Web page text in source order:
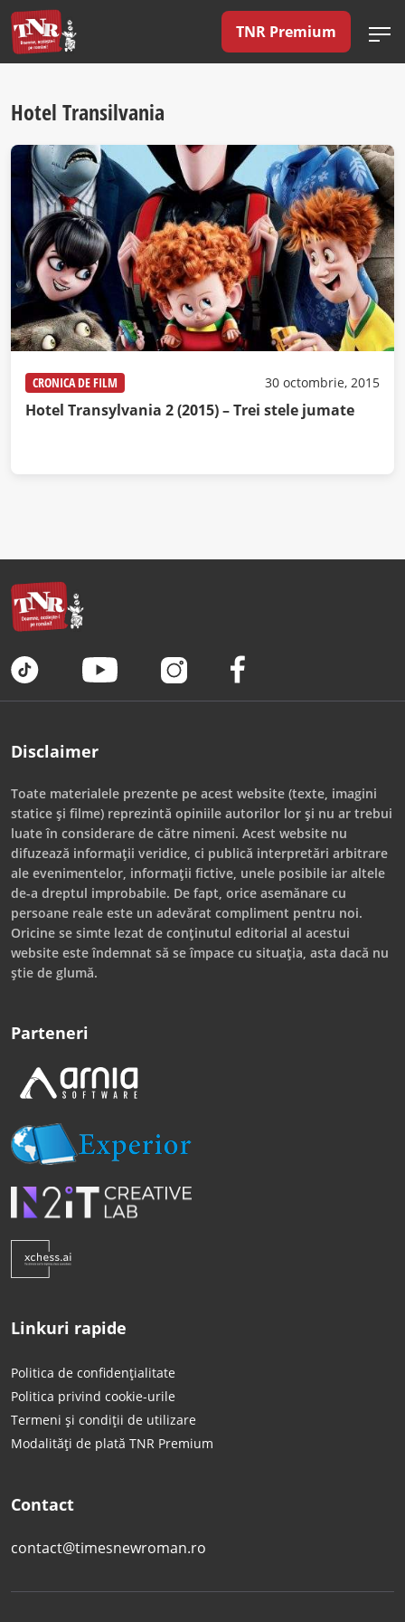
TNR Premium
Hotel Transilvania
CRONICA DE FILM 30 octombrie, 2015
Hotel Transylvania 2 (2015) – Trei stele jumate
Disclaimer
Toate materialele prezente pe acest website (texte, imagini
statice și filme) reprezintă opiniile autorilor lor și nu ar trebui
luate în considerare de către nimeni. Acest website nu
difuzează informații veridice, ci publică interpretări arbitrare
ale evenimentelor, informații fictive, unele posibile iar altele
de-a dreptul improbabile. De fapt, orice asemănare cu
persoane reale este un adevărat compliment pentru noi.
Oricine se simte lezat de conținutul editorial al acestui
website este îndemnat să se împace cu situația, asta dacă nu
știe de glumă.
Parteneri
Linkuri rapide
Politica de confidențialitate
Politica privind cookie-urile
Termeni și condiții de utilizare
Modalități de plată TNR Premium
Contact
contact@timesnewroman.ro